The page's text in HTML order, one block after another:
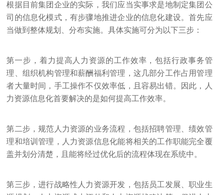
根据目前集团企业的实际，我们应当实事求是地制定集团公
司的信息化模式，有步骤地推进企业的信息化建设。首先应
当做到整体规划、分布实施。具体实施可分为以下三步：
第一步，着力提高人力资源的工作效率，包括行政事务管
理、组织机构管理和薪酬福利管理，这几部分工作占用管理
者大量时间，手工操作不仅效率低，且容易出错。因此，人
力资源信息化首要解决的是如何提高工作效率。
第二步，规范人力资源的业务流程，包括招聘管理、绩效管
理和培训管理，人力资源信息化能将相关的工作职能完全覆
盖并划分清楚，且能将经过优化后的流程体现在系统中。
第三步，进行战略性人力资源开发，包括员工发展、职业生